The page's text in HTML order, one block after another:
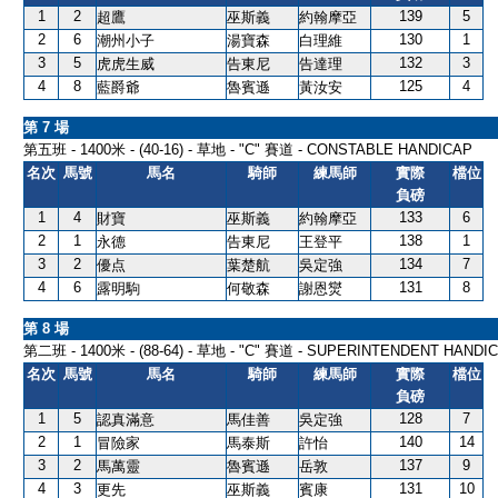
1
2 超鷹 巫斯義 約翰摩亞 139
5
2
6 潮州小子 湯寶森 白理維 130
1
3
5 虎虎生威 告東尼 告達理 132
3
4
8 藍爵爺 魯賓遜 黃汝安 125 4
第 7 場
第五班 - 1400米 - (40-16) - 草地 - "C" 賽道 - CONSTABLE HANDICAP
名次 馬號 馬名 騎師 練馬師
實際
負磅
檔位
1 4 財寶 巫斯義 約翰摩亞 133
6
2
1 永德 告東尼 王登平 138
1
3
2 優点 葉楚航 吳定強 134
7
4
6 露明駒 何敬森 謝恩爕 131 8
第 8 場
第二班 - 1400米 - (88-64) - 草地 - "C" 賽道 - SUPERINTENDENT
名次 馬號 馬名 騎師 練馬師
實際
負磅
檔位
1 5 認真滿意 馬佳善 吳定強 128
7
2
1 冒險家 馬泰斯 許怡 140
14
3
2 馬萬靈 魯賓遜 岳敦 137
9
4
3 更先 巫斯義 賓康 131 10